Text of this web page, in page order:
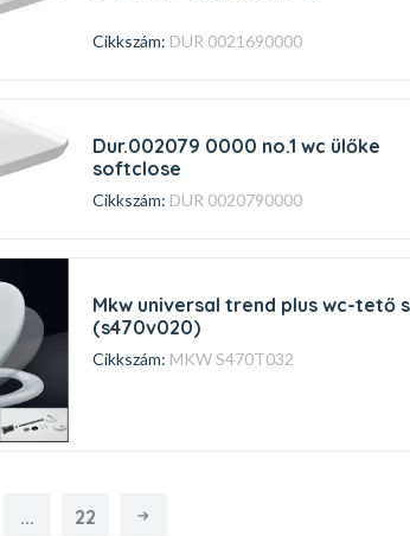
Cikkszám: DUR 0021690000
dur.002079 0000 no.1 wc ülőke
softclose
Cikkszám: DUR 0020790000
mkw universal trend plus wc-tető sc
(s470v020)
Cikkszám: MKW S470T032
... 22